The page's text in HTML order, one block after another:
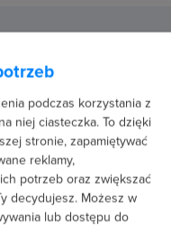
Potwierdzona transakcja
podczas korzystania z
niej ciasteczka. To dzięki
stronie, zapamiętywać
reklamy,
potrzeb oraz zwiększać
decydujesz. Możesz w
lub dostępu do